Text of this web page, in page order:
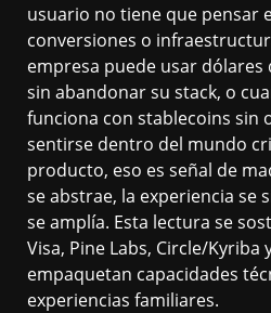
usuario no tiene que pensar
conversiones o
empresa puede usar
sin abandonar su stack, o
funciona con stablecoins sin
sentirse dentro del mundo
producto, eso es señal de
se abstrae, la experiencia se
se amplía. Esta lectura se
Visa, Pine Labs, Circle/Kyriba
empaquetan capacidades
experiencias familiares.